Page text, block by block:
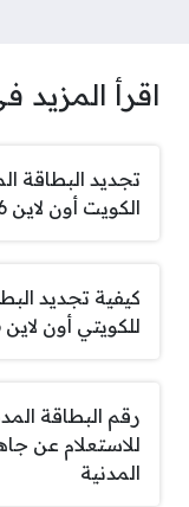
اقرأ المزيد
تجديد البطاقة
الكويت أون لاين 2026
كيفية تجديد
للكويتي أون لاين 2026
رقم البطاقة
للاستعلام عن
المدنية